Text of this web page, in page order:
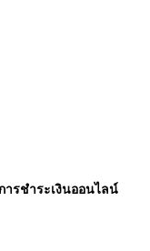
ารชำระเงินออนไลน์